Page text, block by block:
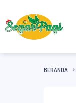
BERANDA